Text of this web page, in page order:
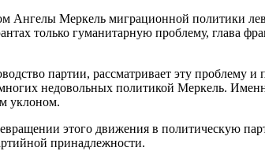
Меркель миграционной политики
только гуманитарную проблему, глава
партии, рассматривает эту проблему
недовольных политикой Меркель.
уклоном.
этого движения в политическую
принадлежности.